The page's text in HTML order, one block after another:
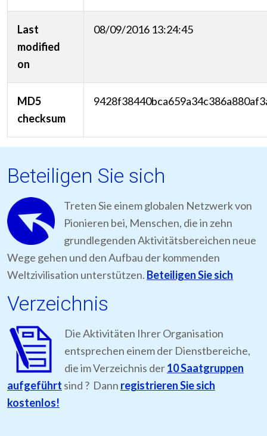
Last
modified
on
08/09/2016 13:24:45
MD5
checksum
Beteiligen Sie sich
Treten Sie einem globalen Netzwerk von
Pionieren bei, Menschen, die in zehn
grundlegenden Aktivitätsbereichen neue
Wege gehen und den Aufbau der kommenden
Weltzivilisation unterstützen. Beteiligen Sie sich
Verzeichnis
Die Aktivitäten Ihrer Organisation
entsprechen einem der Dienstbereiche,
die im Verzeichnis der10 Saatgruppen
aufgeführt sind ? Dann registrieren Sie sich
kostenlos!